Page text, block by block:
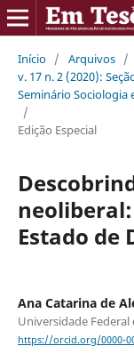
Início / Arquivos /
v. 17 n. 2 (2020):
Seminário Sociologia
/
Edição Especial
Estado de
Ana Catarina de
Universidade Federal
https://orcid.org/0000-